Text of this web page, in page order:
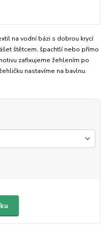
na vodní bázi s dobrou krycí
štětcem, špachtlí nebo přímo
zafixujeme žehlením po
nastavíme na bavlnu.